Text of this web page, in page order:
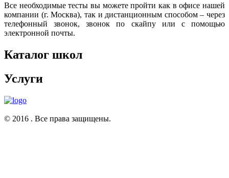
Все необходимые тесты вы можете пройти как в офисе нашей
компании (г. Москва), так и дистанционным способом – через
телефонный звонок, звонок по скайпу или с помощью
электронной почты.
Каталог школ
Услуги
© 2016 . Все права защищены.